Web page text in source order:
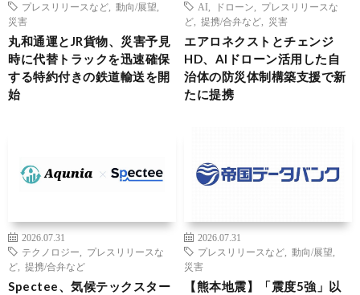
プレスリリースなど
動向/展望
災害
丸和通運とJR貨物、災害予見
時に代替トラックを迅速確保
する特約付きの鉄道輸送を開
始
AI
ドローン
プレスリリースな
ど
提携/合弁など 災害
エアロネクストとチェンジ
HD、AIドローン活用した自
治体の防災体制構築支援で新
たに提携
2026.07.31
テクノロジー
プレスリリースな
ど
提携/合弁など
Spectee、気候テックスター
2026.07.31
プレスリリースなど
動向/展望
災害
【熊本地震】「震度5強」以